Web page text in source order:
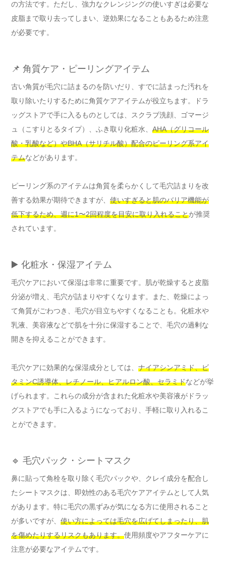
の方法です。ただし、強力なクレンジングの使いすぎは必要な
皮脂まで取り去ってしまい、逆効果になることもあるため注意
が必要です。
📌 角質ケア・ピーリングアイテム
古い角質が毛穴に詰まるのを防いだり、すでに詰まった汚れを
取り除いたりするために角質ケアアイテムが役立ちます。ドラ
ッグストアで手に入るものとしては、スクラブ洗顔、ゴマージ
ュ（こすりとるタイプ）、ふき取り化粧水、 AHA（グリコール
酸・乳酸など）やBHA（サリチル酸）配合のピーリング系アイ
テムなどがあります。
ピーリング系のアイテムは角質を柔らかくして毛穴詰まりを改
善する効果が期待できますが、 使いすぎると肌のバリア機能が
低下するため、週に1〜2回程度を目安に取り入れることが推奨
されています。
▶️ 化粧水・保湿アイテム
毛穴ケアにおいて保湿は非常に重要です。肌が乾燥すると皮脂
分泌が増え、毛穴が詰まりやすくなります。また、乾燥によっ
て角質がごわつき、毛穴が目立ちやすくなることも。化粧水や
乳液、美容液などで肌を十分に保湿することで、毛穴の過剰な
開きを抑えることができます。
毛穴ケアに効果的な保湿成分としては、 ナイアシンアミド、ビ
タミンC誘導体、レチノール、ヒアルロン酸、セラミドなどが挙
げられます。これらの成分が含まれた化粧水や美容液がドラッ
グストアでも手に入るようになっており、手軽に取り入れるこ
とができます。
🔹 毛穴パック・シートマスク
鼻に貼って角栓を取り除く毛穴パックや、クレイ成分を配合し
たシートマスクは、即効性のある毛穴ケアアイテムとして人気
があります。特に毛穴の黒ずみが気になる方に使用されること
が多いですが、 使い方によっては毛穴を広げてしまったり、肌
を傷めたりするリスクもあります。使用頻度やアフターケアに
注意が必要なアイテムです。